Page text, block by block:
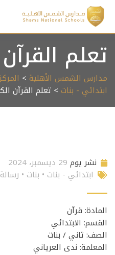
Skip
content
تعلم
مدارس الشمس الأهلية >
ابتدائي - بنات > تعلم القرآن
نشر يوم 29 ديسمبر، 2024
ابتدائي - بنات • بنات •
المادة: قرآن
القسم: الابتدائي
الصف: ثاني / بنات
المعلمة: ندى العرياني